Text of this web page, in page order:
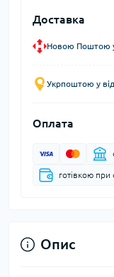
Доставка
Новою Поштою у
Укрпоштою у
Оплата
готівкою при
Опис